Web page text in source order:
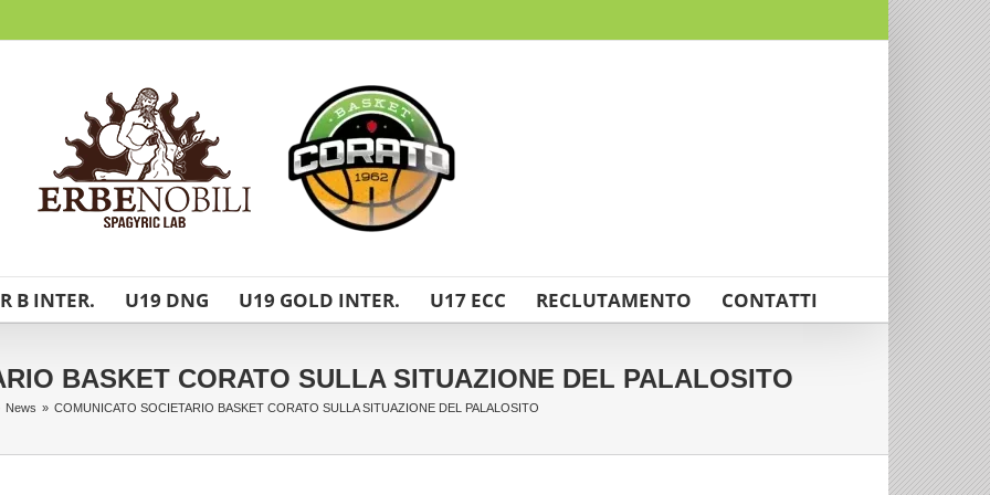
B INTER. U19 DNG U19 GOLD INTER. U17 ECC RECLUTAMENTO CONTATTI
BASKET CORATO SULLA SITUAZIONE DEL PALALOSITO
News » COMUNICATO SOCIETARIO BASKET CORATO SULLA SITUAZIONE DEL PALALOSITO